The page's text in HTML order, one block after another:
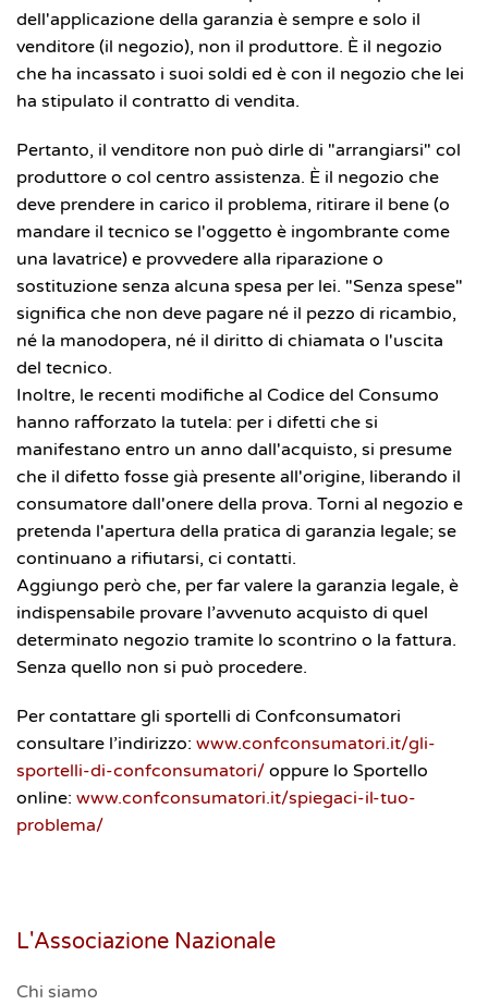
dell'applicazione della garanzia è sempre e solo il
venditore (il negozio), non il produttore. È il negozio
che ha incassato i suoi soldi ed è con il negozio che lei
ha stipulato il contratto di vendita.
Pertanto, il venditore non può dirle di "arrangiarsi" col
produttore o col centro assistenza. È il negozio che
deve prendere in carico il problema, ritirare il bene (o
mandare il tecnico se l'oggetto è ingombrante come
una lavatrice) e provvedere alla riparazione o
sostituzione senza alcuna spesa per lei. "Senza spese"
significa che non deve pagare né il pezzo di ricambio,
né la manodopera, né il diritto di chiamata o l'uscita
del tecnico.
Inoltre, le recenti modifiche al Codice del Consumo
hanno rafforzato la tutela: per i difetti che si
manifestano entro un anno dall'acquisto, si presume
che il difetto fosse già presente all'origine, liberando il
consumatore dall'onere della prova. Torni al negozio e
pretenda l'apertura della pratica di garanzia legale; se
continuano a rifiutarsi, ci contatti.
Aggiungo però che, per far valere la garanzia legale, è
indispensabile provare l’avvenuto acquisto di quel
determinato negozio tramite lo scontrino o la fattura.
Senza quello non si può procedere.
Per contattare gli sportelli di Confconsumatori
consultare l’indirizzo: www.confconsumatori.it/gli-
sportelli-di-confconsumatori/ oppure lo Sportello
online: www.confconsumatori.it/spiegaci-il-tuo-
problema/
L'Associazione Nazionale
Chi siamo